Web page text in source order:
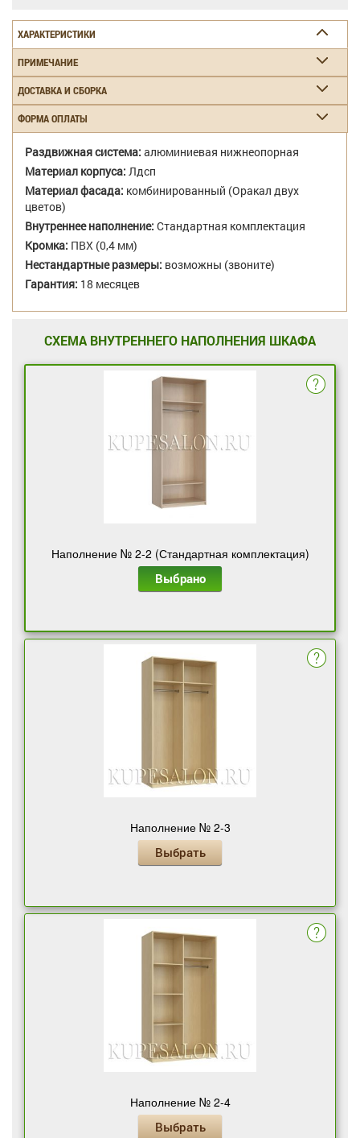
ХАРАКТЕРИСТИКИ
ПРИМЕЧАНИЕ
ДОСТАВКА И СБОРКА
ФОРМА ОПЛАТЫ
Раздвижная система: алюминиевая нижнеопорная
Материал корпуса: Лдсп
Материал фасада: комбинированный (Оракал двух
цветов)
Внутреннее наполнение: Стандартная комплектация
Кромка: ПВХ (0,4 мм)
Нестандартные размеры: возможны (звоните)
Гарантия: 18 месяцев
СХЕМА ВНУТРЕННЕГО НАПОЛНЕНИЯ ШКАФА
Наполнение № 2-2 (Стандартная комплектация)
Выбрано
Наполнение № 2-3
Выбрать
Наполнение № 2-4
Выбрать